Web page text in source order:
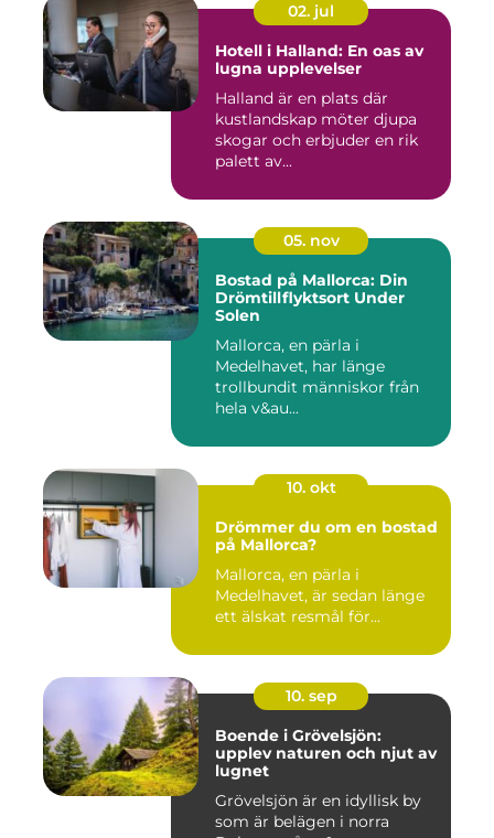
02. jul
Hotell i Halland: En oas av
lugna upplevelser
Halland är en plats där
kustlandskap möter djupa
skogar och erbjuder en rik
palett av...
05. nov
Bostad på Mallorca: Din
Drömtillflyktsort Under
Solen
Mallorca, en pärla i
Medelhavet, har länge
trollbundit människor från
hela v&au...
10. okt
Drömmer du om en bostad
på Mallorca?
Mallorca, en pärla i
Medelhavet, är sedan länge
ett älskat resmål för...
10. sep
Boende i Grövelsjön:
upplev naturen och njut av
lugnet
Grövelsjön är en idyllisk by
som är belägen i norra